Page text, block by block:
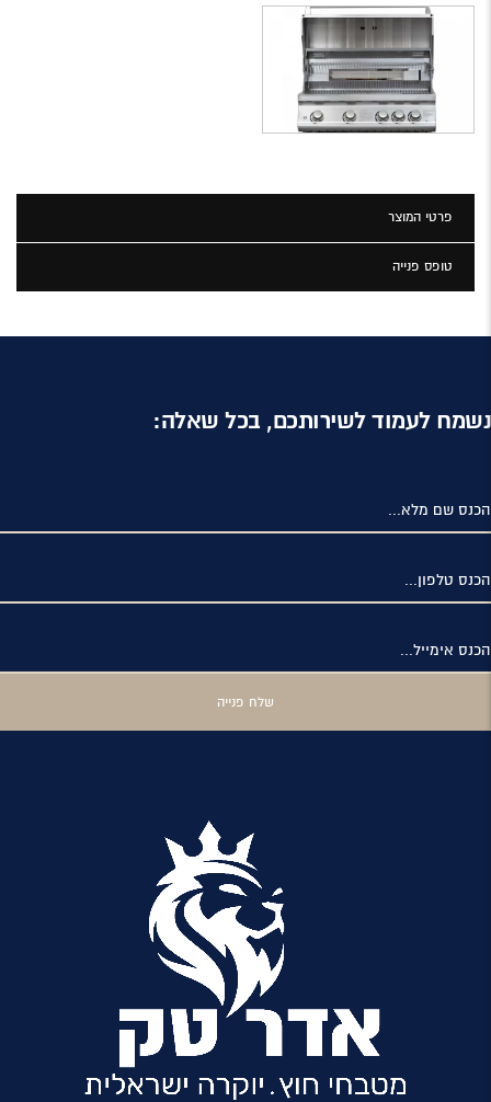
פרטי המוצר
טופס פנייה
נשמח לעמוד לשירותכם, בכל שאלה:
הכנס שם מלא...
הכנס טלפון...
הכנס אימייל...
שלח פנייה